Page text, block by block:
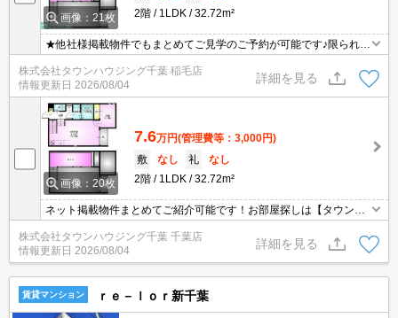
画像：21枚
2階
1LDK 32.72m²
★他社様掲載物件でもまとめてご見学のご予約が可能です♪限られた
お時間の中で効率よくお部屋探しができるようにお手伝いさせてい
ただきます！お気軽にお問合せ下さい♪
株式会社タウンハウジング千葉 稲毛店
情報更新日 2026/08/04
詳細を見る
画像：20枚
7.6万円(管理費等：3,000円)
敷
なし 礼
なし
2階
1LDK 32.72m²
ネット掲載物件まとめてご紹介可能です！お部屋探しは【タウンハ
ウジング】にお任せください！※オンライン内見・現地待ち合わせ
は事前にご相談ください。
株式会社タウンハウジング千葉 千葉店
情報更新日 2026/08/04
詳細を見る
賃貸マンション ｒｅ－ｌｏｒ新千葉